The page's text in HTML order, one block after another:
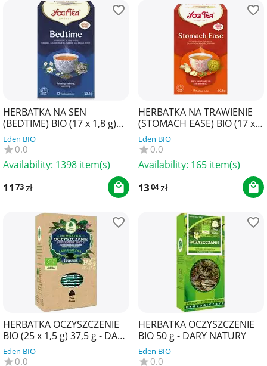
HERBATKA NA SEN
(BEDTIME) BIO (17 x 1,8 g)
30,6 g - YOGI TEA
Eden BIO
0.0
Availability: 1398 item(s)
11 73zł
HERBATKA NA TRAWIENIE
(STOMACH EASE) BIO (17 x
1,8 g) 30,6 g - YOGI TEA
Eden BIO
0.0
Availability: 165 item(s)
1304zł
HERBATKA OCZYSZCZENIE
BIO (25 x 1,5 g) 37,5 g - DARY
NATURY
Eden BIO
0.0
HERBATKA OCZYSZCZENIE
BIO 50 g - DARY NATURY
Eden BIO
0.0